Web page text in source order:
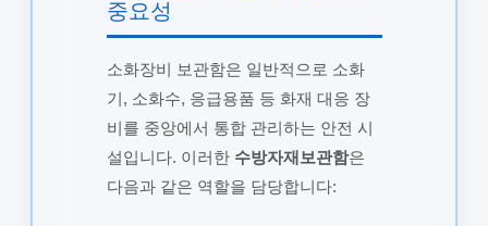
중요성
소화장비 보관함은 일반적으로 소화
기, 소화수, 응급용품 등 화재 대응 장
비를 중앙에서 통합 관리하는 안전 시
설입니다. 이러한 수방자재보관함은
다음과 같은 역할을 담당합니다: